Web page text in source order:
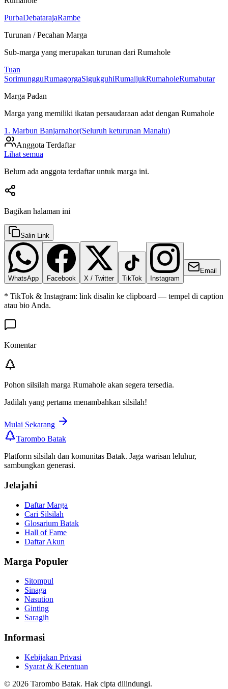
PurbaDebatarajaRambe
Turunan / Pecahan Marga
Sub-marga yang merupakan turunan dari Rumahole
Tuan
SorimungguRumagorgaSigukguhiRumaijukRumaholeRumabutar
Marga Padan
Marga yang memiliki ikatan persaudaraan adat dengan Rumahole
1. Marbun Banjarnahor(Seluruh keturunan Manalu)
Anggota Terdaftar
Lihat semua
Belum ada anggota terdaftar untuk marga ini.
Bagikan halaman ini
Salin Link
WhatsApp Facebook X / Twitter TikTok Instagram
Email
* TikTok & Instagram: link disalin ke clipboard — tempel di caption
atau bio Anda.
Komentar
Pohon silsilah marga Rumahole akan segera tersedia.
Jadilah yang pertama menambahkan silsilah!
Mulai Sekarang
Tarombo Batak
Platform silsilah dan komunitas Batak. Jaga warisan leluhur,
sambungkan generasi.
Jelajahi
Daftar Marga
Cari Silsilah
Glosarium Batak
Hall of Fame
Daftar Akun
Marga Populer
Sitompul
Sinaga
Nasution
Ginting
Saragih
Informasi
Kebijakan Privasi
Syarat & Ketentuan
© 2026 Tarombo Batak. Hak cipta dilindungi.